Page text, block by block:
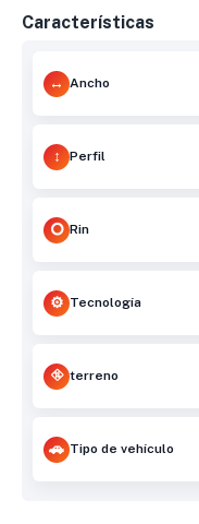
Características
Ancho
Perfil
Rin
Tecnología
terreno
Tipo de vehículo